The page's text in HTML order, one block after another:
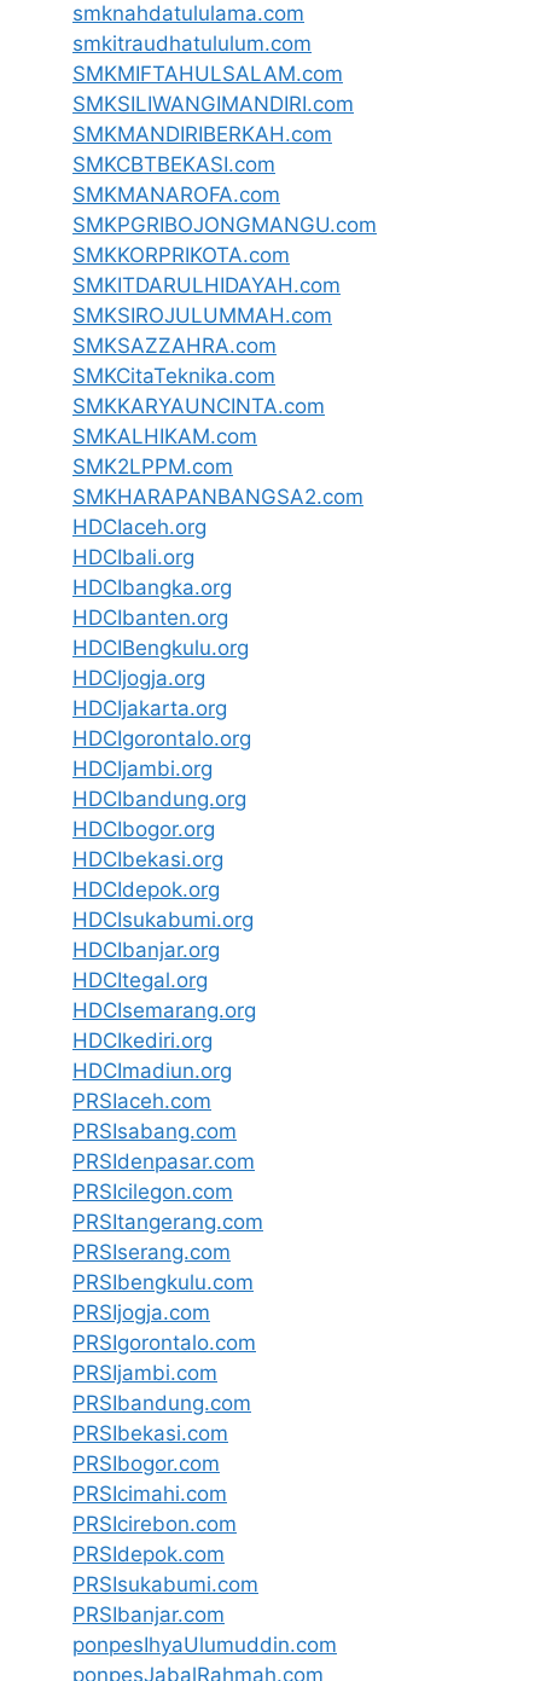
smknahdatululama.com
smkitraudhatululum.com
SMKMIFTAHULSALAM.com
SMKSILIWANGIMANDIRI.com
SMKMANDIRIBERKAH.com
SMKCBTBEKASI.com
SMKMANAROFA.com
SMKPGRIBOJONGMANGU.com
SMKKORPRIKOTA.com
SMKITDARULHIDAYAH.com
SMKSIROJULUMMAH.com
SMKSAZZAHRA.com
SMKCitaTeknika.com
SMKKARYAUNCINTA.com
SMKALHIKAM.com
SMK2LPPM.com
SMKHARAPANBANGSA2.com
HDCIaceh.org
HDCIbali.org
HDCIbangka.org
HDCIbanten.org
HDCIBengkulu.org
HDCIjogja.org
HDCIjakarta.org
HDCIgorontalo.org
HDCIjambi.org
HDCIbandung.org
HDCIbogor.org
HDCIbekasi.org
HDCIdepok.org
HDCIsukabumi.org
HDCIbanjar.org
HDCItegal.org
HDCIsemarang.org
HDCIkediri.org
HDCImadiun.org
PRSIaceh.com
PRSIsabang.com
PRSIdenpasar.com
PRSIcilegon.com
PRSItangerang.com
PRSIserang.com
PRSIbengkulu.com
PRSIjogja.com
PRSIgorontalo.com
PRSIjambi.com
PRSIbandung.com
PRSIbekasi.com
PRSIbogor.com
PRSIcimahi.com
PRSIcirebon.com
PRSIdepok.com
PRSIsukabumi.com
PRSIbanjar.com
ponpesIhyaUlumuddin.com
ponpesJabalRahmah.com